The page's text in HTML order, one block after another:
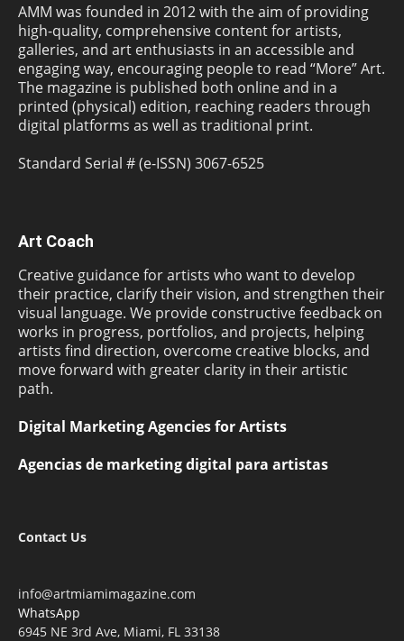
AMM was founded in 2012 with the aim of providing
high-quality, comprehensive content for artists,
galleries, and art enthusiasts in an accessible and
engaging way, encouraging people to read “More” Art.
The magazine is published both online and in a
printed (physical) edition, reaching readers through
digital platforms as well as traditional print.
Standard Serial # (e-ISSN) 3067-6525
Art Coach
Creative guidance for artists who want to develop
their practice, clarify their vision, and strengthen their
visual language. We provide constructive feedback on
works in progress, portfolios, and projects, helping
artists find direction, overcome creative blocks, and
move forward with greater clarity in their artistic
path.
Digital Marketing Agencies for Artists
Agencias de marketing digital para artistas
Contact Us
info@artmiamimagazine.com
WhatsApp
6945 NE 3rd Ave, Miami, FL 33138